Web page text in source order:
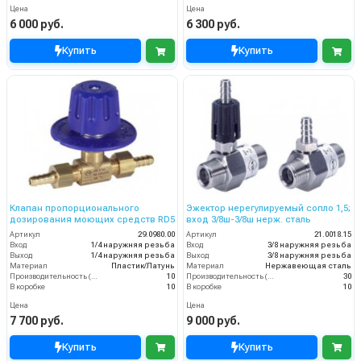
Цена
6 000 руб.
Купить
Цена
6 300 руб.
Купить
Клапан пропорционального
дозирования моющих средств RD5
Артикул
29.0980.00
Вход
1/4 наружняя резьба
Выход
1/4 наружняя резьба
Материал
Пластик/Латунь
10
В коробке
10
Цена
7 700 руб.
Купить
Эжектор нерегулируемый сопло 1,5;
вход 3/8ш-3/8ш нерж. сталь
Артикул
21.0018.15
Вход
3/8 наружняя резьба
Выход
3/8 наружняя резьба
Материал
Нержавеющая сталь
30
В коробке
10
Цена
9 000 руб.
Купить